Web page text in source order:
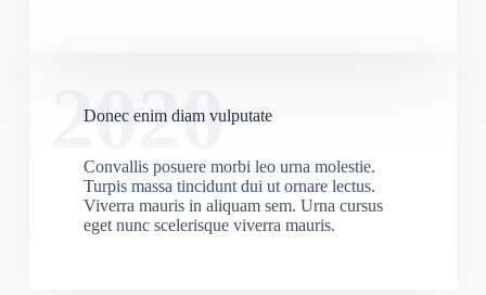
2020
Donec enim diam vulputate
Convallis posuere morbi leo urna molestie.
Turpis massa tincidunt dui ut ornare lectus.
Viverra mauris in aliquam sem. Urna cursus
eget nunc scelerisque viverra mauris.